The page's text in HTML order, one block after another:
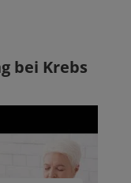
bei Krebs